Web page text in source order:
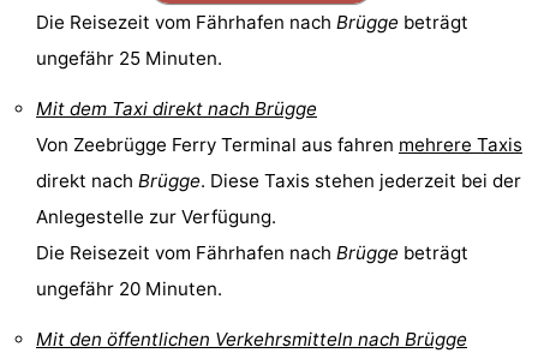
Natur
Het
Westflandern
Gent
Die Reisezeit vom Fährhafen nach Brügge beträgt
ungefähr 25 Minuten.
Mit dem Taxi direkt nach Brügge
Von Zeebrügge Ferry Terminal aus fahren mehrere Taxis
direkt nach Brügge. Diese Taxis stehen jederzeit bei der
Anlegestelle zur Verfügung.
Die Reisezeit vom Fährhafen nach Brügge beträgt
ungefähr 20 Minuten.
Mit den öffentlichen Verkehrsmitteln nach Brügge